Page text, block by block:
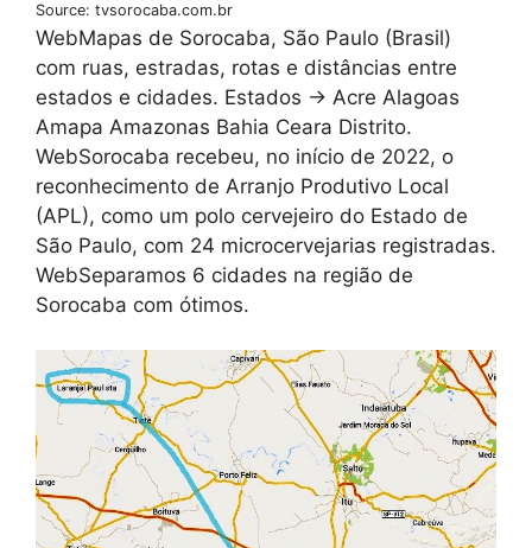
Source: tvsorocaba.com.br
WebMapas de Sorocaba, São Paulo (Brasil)
com ruas, estradas, rotas e distâncias entre
estados e cidades. Estados -> Acre Alagoas
Amapa Amazonas Bahia Ceara Distrito.
WebSorocaba recebeu, no início de 2022, o
reconhecimento de Arranjo Produtivo Local
(APL), como um polo cervejeiro do Estado de
São Paulo, com 24 microcervejarias registradas.
WebSeparamos 6 cidades na região de
Sorocaba com ótimos.